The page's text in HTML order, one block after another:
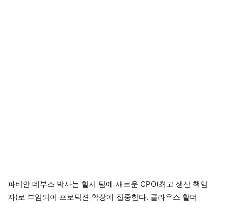
파비안 데부스 박사는 힐셔 팀에 새로운 CPO(최고 생산 책임
자)로 부임되어 프로덕션 확장에 집중한다. 클라우스 할더